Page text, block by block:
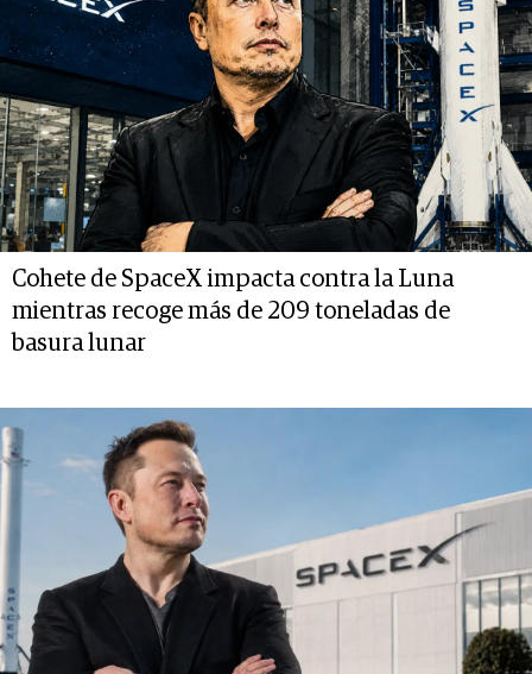
Cohete de SpaceX impacta contra la Luna
mientras recoge más de 209 toneladas de
basura lunar